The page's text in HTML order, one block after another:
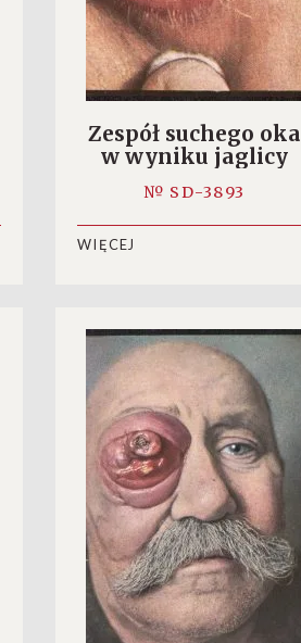
Zespół suchego oka
w wyniku jaglicy
№ SD-3893
WIĘCEJ